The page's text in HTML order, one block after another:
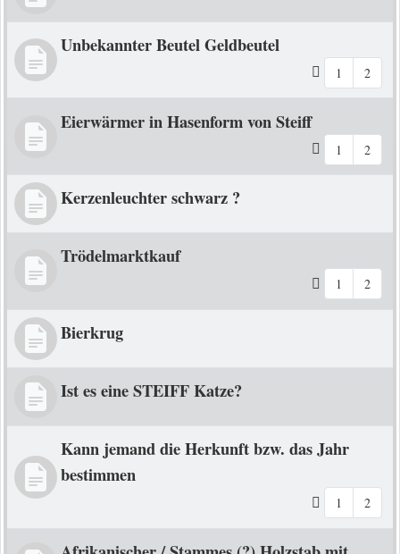
Unbekannter Beutel Geldbeutel
1 2
Eierwärmer in Hasenform von Steiff
1 2
Kerzenleuchter schwarz ?
Trödelmarktkauf
1 2
Bierkrug
Ist es eine STEIFF Katze?
Kann jemand die Herkunft bzw. das Jahr
bestimmen
1 2